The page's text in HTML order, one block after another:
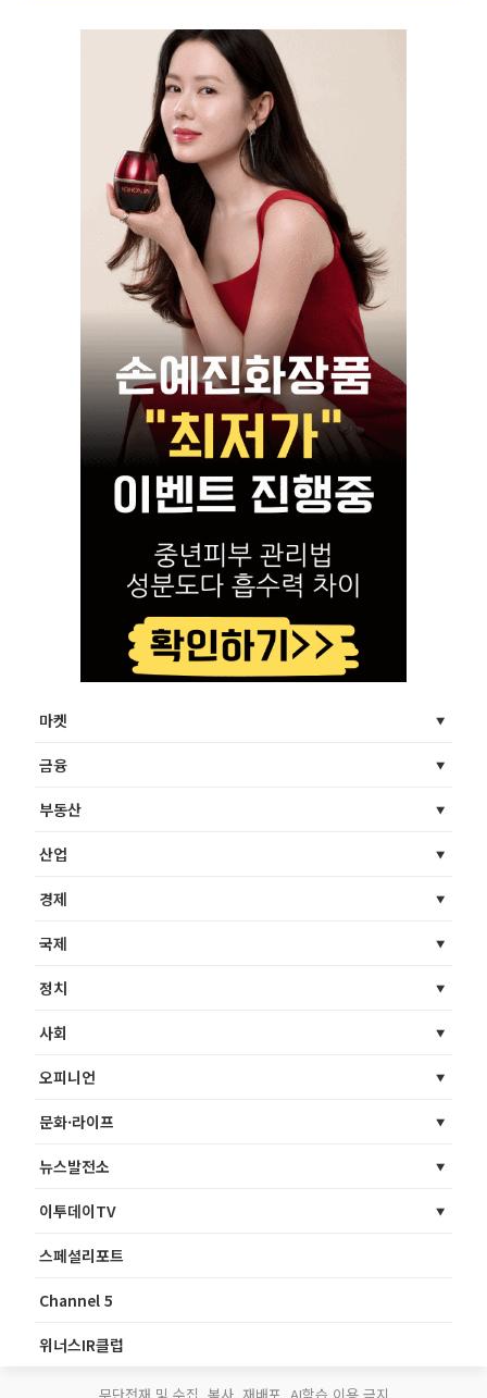
마켓
금융
부동산
산업
경제
국제
정치
사회
오피니언
문화·라이프
뉴스발전소
이투데이TV
스페셜리포트
Channel 5
위너스IR클럽